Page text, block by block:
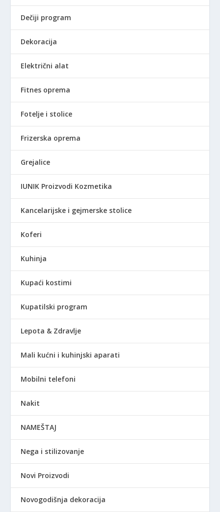
Dečiji program
Dekoracija
Električni alat
Fitnes oprema
Fotelje i stolice
Frizerska oprema
Grejalice
IUNIK Proizvodi Kozmetika
Kancelarijske i gejmerske stolice
Koferi
Kuhinja
Kupaći kostimi
Kupatilski program
Lepota & Zdravlje
Mali kućni i kuhinjski aparati
Mobilni telefoni
Nakit
NAMEŠTAJ
Nega i stilizovanje
Novi Proizvodi
Novogodišnja dekoracija